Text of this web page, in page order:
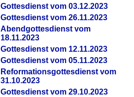
Gottesdienst vom 03.12.2023
Gottesdienst vom 26.11.2023
Abendgottesdienst vom
18.11.2023
Gottesdienst vom 12.11.2023
Gottesdienst vom 05.11.2023
Reformationsgottesdienst vom
31.10.2023
Gottesdienst vom 29.10.2023